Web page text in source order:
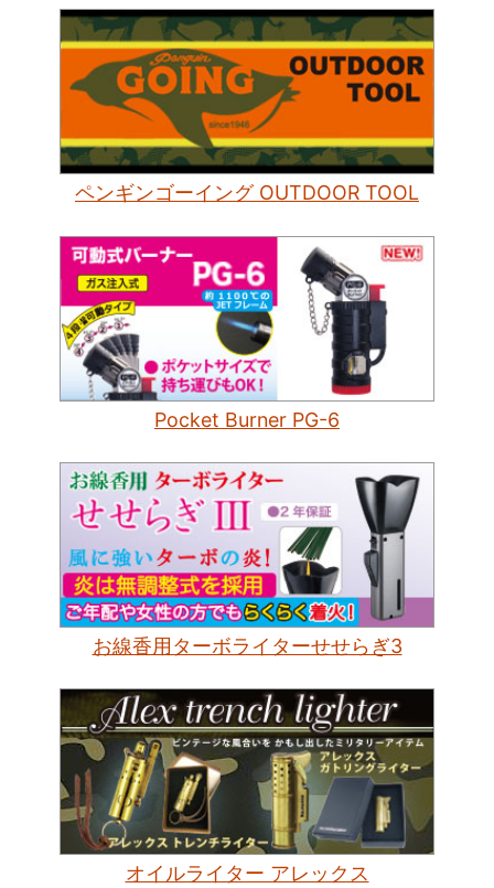
ペンギンゴーイング OUTDOOR TOOL
Pocket Burner PG-6
お線香用ターボライターせせらぎ3
オイルライター アレックス